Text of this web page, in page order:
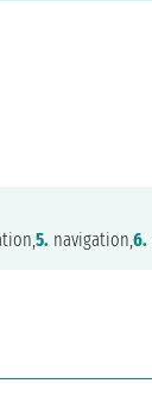
5. navigation,6.